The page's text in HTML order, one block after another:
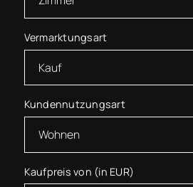
Vermarktungsart
Kundennutzungsart
Kaufpreis von (in EUR)